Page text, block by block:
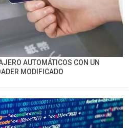
AUTOMÁTICOS CON UN
MODIFICADO